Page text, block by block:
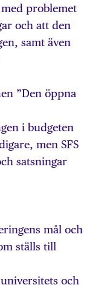
problemet
och att den
samt även
”Den öppna
i budgeten
men SFS
satsningar
mål och
ställs till
universitets och